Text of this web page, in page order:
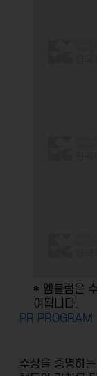
* 엠블럼은
여됩니다.
PR PROGRAM
수상을 증명하